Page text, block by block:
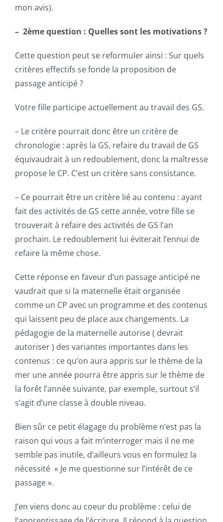
mon avis).
– 2ème question : Quelles sont les motivations ?
Cette question peut se reformuler ainsi : Sur quels
critères effectifs se fonde la proposition de
passage anticipé ?
Votre fille participe actuellement au travail des GS.
– Le critère pourrait donc être un critère de
chronologie : après la GS, refaire du travail de GS
équivaudrait à un redoublement, donc la maîtresse
propose le CP. C’est un critère sans consistance.
– Ce pourrait être un critère lié au contenu : ayant
fait des activités de GS cette année, votre fille se
trouverait à refaire des activités de GS l’an
prochain. Le redoublement lui éviterait l’ennui de
refaire la même chose.
Cette réponse en faveur d’un passage anticipé ne
vaudrait que si la maternelle était organisée
comme un CP avec un programme et des contenus
qui laissent peu de place aux changements. La
pédagogie de la maternelle autorise ( devrait
autoriser ) des variantes importantes dans les
contenus : ce qu’on aura appris sur le thème de la
mer une année pourra être appris sur le thème de
la forêt l’année suivante, par exemple, surtout s’il
s’agit d’une classe à double niveau.
Bien sûr ce petit élagage du problème n’est pas la
raison qui vous a fait m’interroger mais il ne me
semble pas inutile, d’ailleurs vous en formulez la
nécessité « Je me questionne sur l’intérêt de ce
passage ».
J’en viens donc au coeur du problème : celui de